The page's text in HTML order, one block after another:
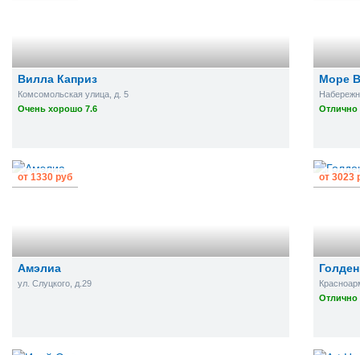
Вилла Каприз
Комсомольская улица, д. 5
Очень хорошо 7.6
Море
Отлично
Амэлиа
ул. Слуцкого, д.29
от 1330 руб
Отлично
от 3023